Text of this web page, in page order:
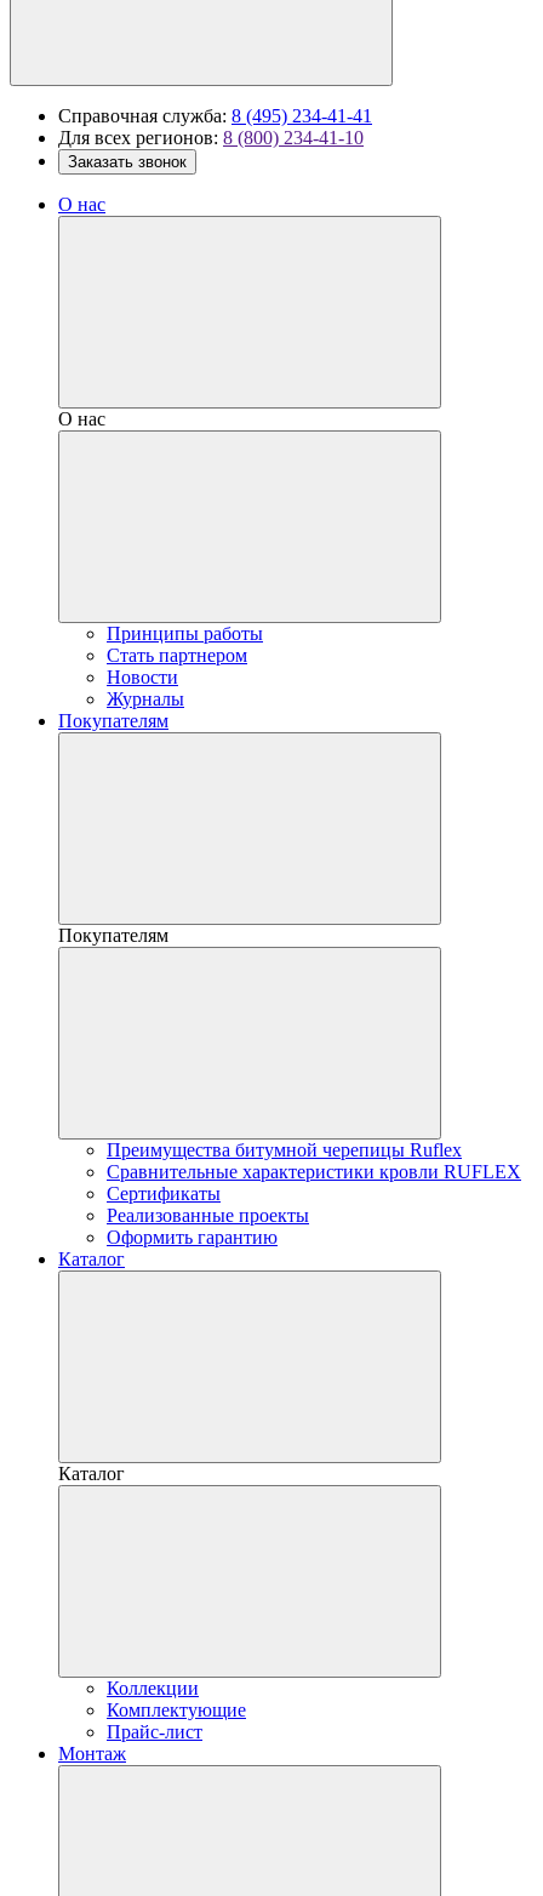
Справочная служба: 8 (495) 234-41-41
Для всех регионов: 8 (800) 234-41-10
Заказать звонок
О нас
О нас
Принципы работы
Стать партнером
Новости
Журналы
Покупателям
Покупателям
Преимущества битумной черепицы Ruflex
Сравнительные характеристики кровли RUFLEX
Сертификаты
Реализованные проекты
Оформить гарантию
Каталог
Каталог
Коллекции
Комплектующие
Прайс-лист
Монтаж